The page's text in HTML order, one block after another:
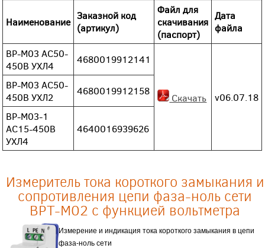
Наименование
Заказной код
(артикул)
Файл для
скачивания
(паспорт)
Дата
файла
ВР-М03 АС50-
450В УХЛ4
4680019912141
Скачать v06.07.18
ВР-М03 АС50-
450В УХЛ2
4680019912158
ВР-М03-1
АС15-450В
УХЛ4
4640016939626
Измеритель тока короткого замыкания и
сопротивления цепи фаза-ноль сети
ВРТ-М02 с функцией вольтметра
Измерение и индикация тока короткого замыкания в цепи
фаза-ноль сети